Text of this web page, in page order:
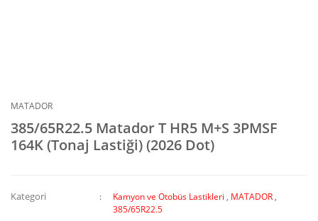
MATADOR
385/65R22.5 Matador T HR5 M+S 3PMSF
164K (Tonaj Lastiği) (2026 Dot)
Kategori Kamyon ve Otobüs Lastikleri , MATADOR ,
385/65R22.5